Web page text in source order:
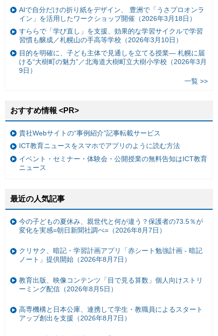
AIで自分だけの折り紙をデザイン、 豊洲で「うさプロオンラ
イン」を活用したワークショップ開催（2026年3月18日）
すららで「学び直し」を支援、効果的な学習サイクルで学習
習慣も醸成／札幌山の手高等学校（2026年3月10日）
目的を明確に、子ども主体で見通しを立てる授業— 札幌に届
ける“大樹町の魅力”／北海道大樹町立大樹小学校（2026年3月
9日）
一覧 >>
おすすめ情報 <PR>
貴社Webサイトの“事例紹介”記事転載サービス
ICT教育ニュースをスマホでアプリのように読む方法
イベント・セミナー・体験会・公開授業の無料告知はICT教育
ニュース
最近の人気記事
今の子どもの夏休み、親世代と何が違う？保護者の73.5％が
変化を実感=朝日新聞社調べ=（2026年8月7日）
クリサク、暗記・学習計画アプリ「赤シート勉強計画 - 暗記
ノート」提供開始（2026年8月7日）
教育出版、映像コンテンツ「目で見る算数」個人向けストリ
ーミング配信（2026年8月5日）
高専機構と日本公庫、連携して学生・教職員によるスタート
アップ創出を支援（2026年8月7日）